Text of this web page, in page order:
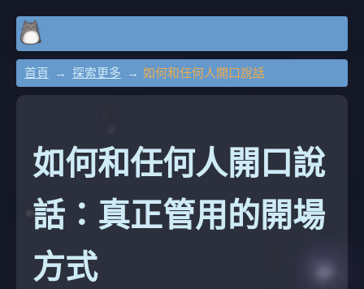
首頁 探索更多 如何和任何人開口說話
如何和任何人開口說
話：真正管用的開場
方式